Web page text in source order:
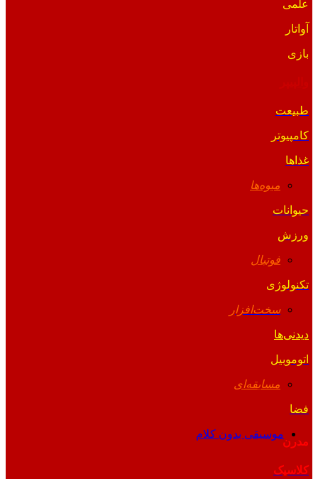
علمی
آواتار
بازی
طبیعت
کامپیوتر
غذاها
میوه‌ها
حیوانات
ورزش
فوتبال
تکنولوژی
سخت‌افزار
دیدنی‌ها
اتوموبیل
مسابقه‌ای
فضا
موسیقی بدون کلام
مدرن
کلاسیک